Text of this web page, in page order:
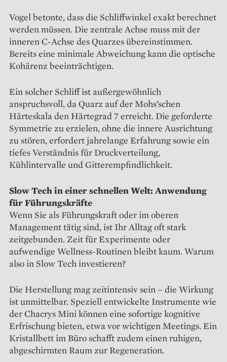
Vogel betonte, dass die Schliffwinkel exakt berechnet
werden müssen. Die zentrale Achse muss mit der
inneren C-Achse des Quarzes übereinstimmen.
Bereits eine minimale Abweichung kann die optische
Kohärenz beeinträchtigen.
Ein solcher Schliff ist außergewöhnlich
anspruchsvoll, da Quarz auf der Mohs’schen
Härteskala den Härtegrad 7 erreicht. Die geforderte
Symmetrie zu erzielen, ohne die innere Ausrichtung
zu stören, erfordert jahrelange Erfahrung sowie ein
tiefes Verständnis für Druckverteilung,
Kühlintervalle und Gitterempfindlichkeit.
Slow Tech in einer schnellen Welt: Anwendung
für Führungskräfte
Wenn Sie als Führungskraft oder im oberen
Management tätig sind, ist Ihr Alltag oft stark
zeitgebunden. Zeit für Experimente oder
aufwendige Wellness-Routinen bleibt kaum. Warum
also in Slow Tech investieren?
Die Herstellung mag zeitintensiv sein – die Wirkung
ist unmittelbar. Speziell entwickelte Instrumente wie
der Chacrys Mini können eine sofortige kognitive
Erfrischung bieten, etwa vor wichtigen Meetings. Ein
Kristallbett im Büro schafft zudem einen ruhigen,
abgeschirmten Raum zur Regeneration.